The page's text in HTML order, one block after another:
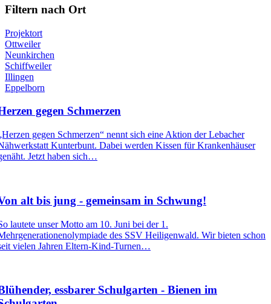
Filtern nach Ort
Projektort
Ottweiler
Neunkirchen
Schiffweiler
Illingen
Eppelborn
gegen Schmerzen
gegen Schmerzen“ nennt sich eine Aktion der Lebacher
Kunterbunt. Dabei werden Kissen für Krankenhäuser
Jetzt haben sich…
alt bis jung - gemeinsam in Schwung!
lautete unser Motto am 10. Juni bei der 1.
des SSV Heiligenwald. Wir bieten schon
vielen Jahren Eltern-Kind-Turnen…
essbarer Schulgarten - Bienen im